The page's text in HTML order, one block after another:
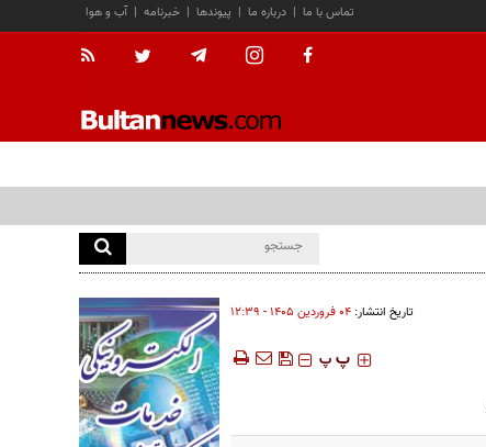
آب و هوا | خبرنامه | پیوندها | درباره ما | تماس با ما
تاریخ انتشار: ۰۴ فروردين ۱۴۰۵ - ۱۲:۳۹
‍‍‍ پ پ